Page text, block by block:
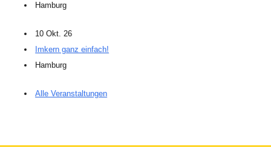
Hamburg
10 Okt. 26
Imkern ganz einfach!
Hamburg
Alle Veranstaltungen